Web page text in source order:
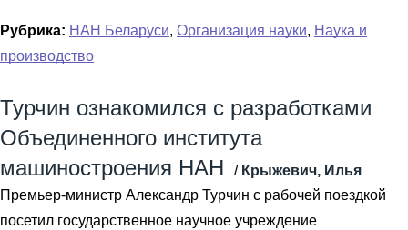
Рубрика: НАН Беларуси, Организация науки, Наука и
производство
Турчин ознакомился с разработками
Объединенного института
машиностроения НАН
/ Крыжевич, Илья
Премьер-министр Александр Турчин с рабочей поездкой
посетил государственное научное учреждение